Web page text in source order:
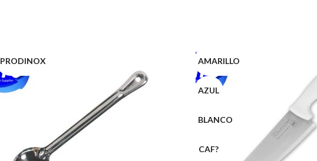
PRODINOX AMARILLO
AZUL
BLANCO
CAF?